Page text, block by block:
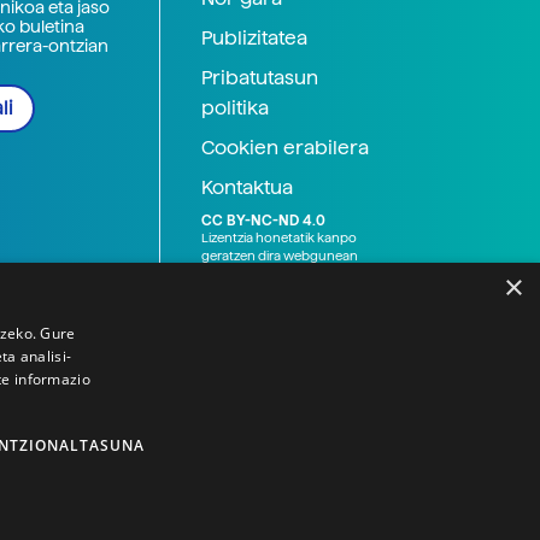
eta jaso
buletina
ontzian
Publizitatea
Pribatutasun
politika
Cookien erabilera
Kontaktua
CC BY-NC-ND 4.0
Lizentzia honetatik kanpo
geratzen dira webgunean
×
Gure
analisi-
informazio